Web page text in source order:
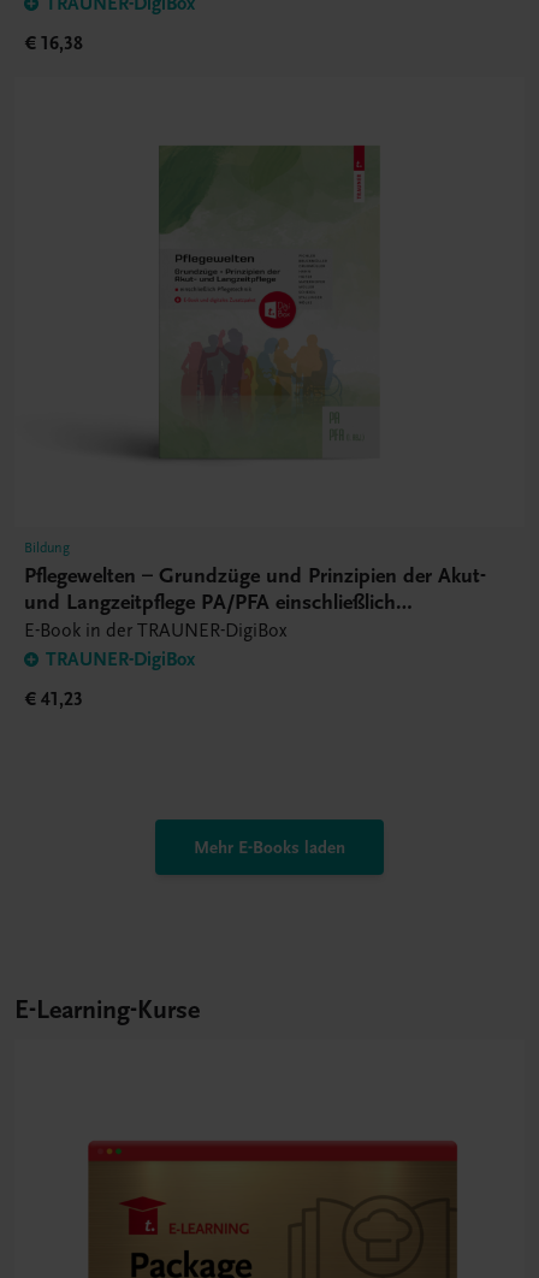
€ 16,38
Bildung
Pflegewelten – Grundzüge und Prinzipien der Akut-
und Langzeitpflege PA/PFA einschließlich
Pflegetechnik – E-Book
E-Book in der TRAUNER-DigiBox
TRAUNER-DigiBox
€ 41,23
Mehr E-Books laden
E-Learning-Kurse